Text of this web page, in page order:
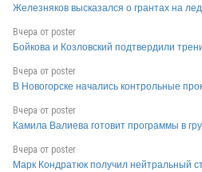
SWE
SWE
Железняков высказался о грантах на
Вчера от poster
Бойкова и Козловский подтвердили
Вчера от poster
В Новогорске начались контрольные
Вчера от poster
Камила Валиева готовит программы в
Вчера от poster
Марк Кондратюк получил нейтральный